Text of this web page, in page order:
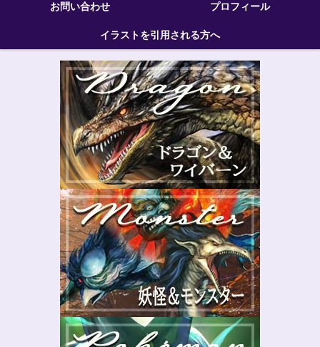
お問い合わせ プロフィール
イラストを引用される方へ